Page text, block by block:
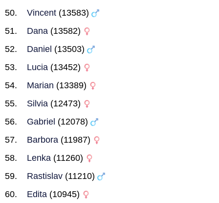
Vincent (13583)
Dana (13582)
Daniel (13503)
Lucia (13452)
Marian (13389)
Silvia (12473)
Gabriel (12078)
Barbora (11987)
Lenka (11260)
Rastislav (11210)
Edita (10945)